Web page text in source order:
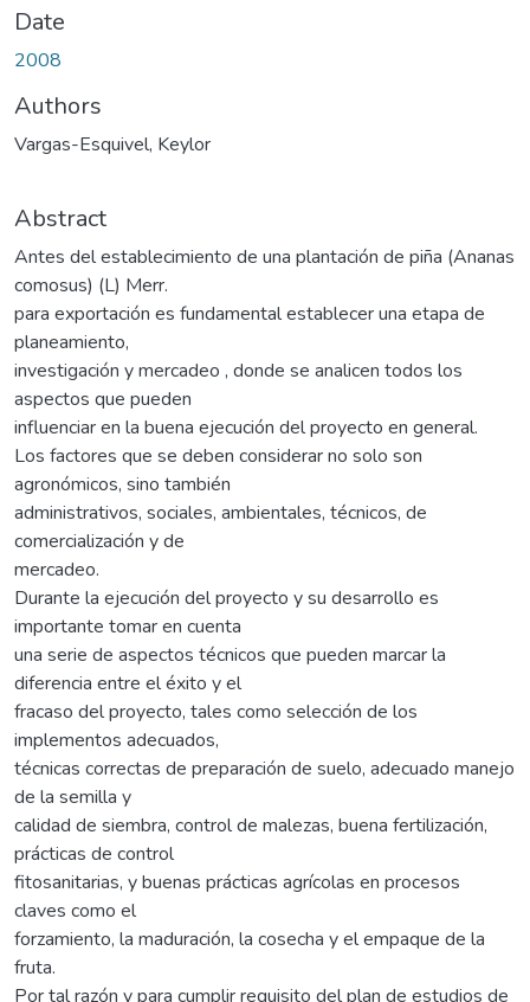
Date
2008
Authors
Vargas-Esquivel, Keylor
Abstract
Antes del establecimiento de una plantación de piña (Ananas
comosus) (L) Merr.
para exportación es fundamental establecer una etapa de
planeamiento,
investigación y mercadeo , donde se analicen todos los
aspectos que pueden
influenciar en la buena ejecución del proyecto en general.
Los factores que se deben considerar no solo son
agronómicos, sino también
administrativos, sociales, ambientales, técnicos, de
comercialización y de
mercadeo.
Durante la ejecución del proyecto y su desarrollo es
importante tomar en cuenta
una serie de aspectos técnicos que pueden marcar la
diferencia entre el éxito y el
fracaso del proyecto, tales como selección de los
implementos adecuados,
técnicas correctas de preparación de suelo, adecuado manejo
de la semilla y
calidad de siembra, control de malezas, buena fertilización,
prácticas de control
fitosanitarias, y buenas prácticas agrícolas en procesos
claves como el
forzamiento, la maduración, la cosecha y el empaque de la
fruta.
Por tal razón y para cumplir requisito del plan de estudios de